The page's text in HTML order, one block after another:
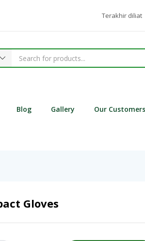
Terakhir diliat
Blog Gallery Our Customers
Gloves